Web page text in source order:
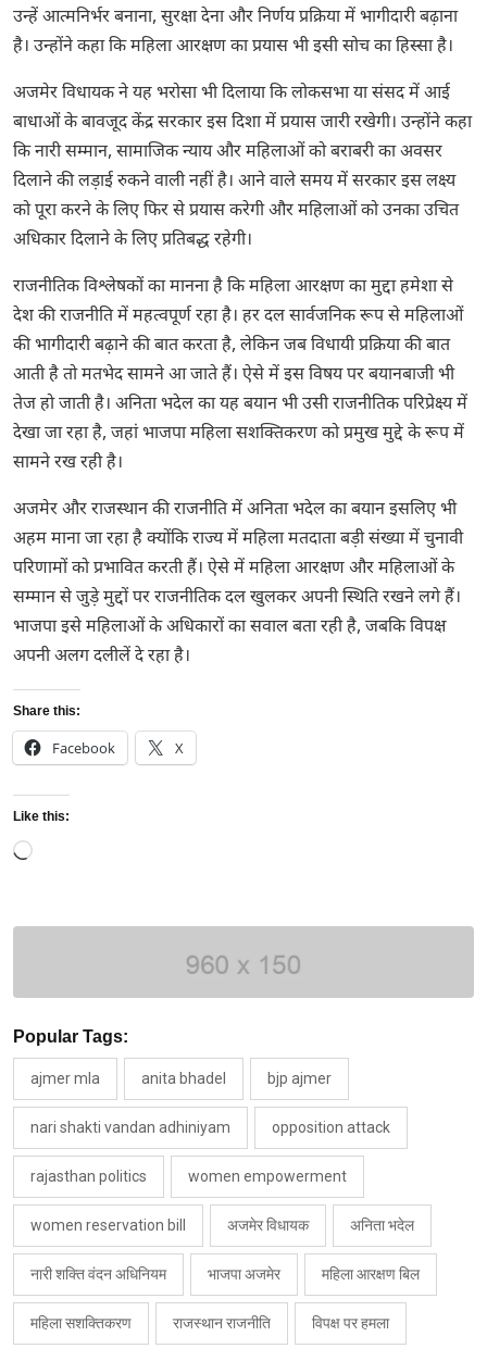
उन्हें आत्मनिर्भर बनाना, सुरक्षा देना और निर्णय प्रक्रिया में भागीदारी बढ़ाना
है। उन्होंने कहा कि महिला आरक्षण का प्रयास भी इसी सोच का हिस्सा है।
अजमेर विधायक ने यह भरोसा भी दिलाया कि लोकसभा या संसद में आई
बाधाओं के बावजूद केंद्र सरकार इस दिशा में प्रयास जारी रखेगी। उन्होंने कहा
कि नारी सम्मान, सामाजिक न्याय और महिलाओं को बराबरी का अवसर
दिलाने की लड़ाई रुकने वाली नहीं है। आने वाले समय में सरकार इस लक्ष्य
को पूरा करने के लिए फिर से प्रयास करेगी और महिलाओं को उनका उचित
अधिकार दिलाने के लिए प्रतिबद्ध रहेगी।
राजनीतिक विश्लेषकों का मानना है कि महिला आरक्षण का मुद्दा हमेशा से
देश की राजनीति में महत्वपूर्ण रहा है। हर दल सार्वजनिक रूप से महिलाओं
की भागीदारी बढ़ाने की बात करता है, लेकिन जब विधायी प्रक्रिया की बात
आती है तो मतभेद सामने आ जाते हैं। ऐसे में इस विषय पर बयानबाजी भी
तेज हो जाती है। अनिता भदेल का यह बयान भी उसी राजनीतिक परिप्रेक्ष्य में
देखा जा रहा है, जहां भाजपा महिला सशक्तिकरण को प्रमुख मुद्दे के रूप में
सामने रख रही है।
अजमेर और राजस्थान की राजनीति में अनिता भदेल का बयान इसलिए भी
अहम माना जा रहा है क्योंकि राज्य में महिला मतदाता बड़ी संख्या में चुनावी
परिणामों को प्रभावित करती हैं। ऐसे में महिला आरक्षण और महिलाओं के
सम्मान से जुड़े मुद्दों पर राजनीतिक दल खुलकर अपनी स्थिति रखने लगे हैं।
भाजपा इसे महिलाओं के अधिकारों का सवाल बता रही है, जबकि विपक्ष
अपनी अलग दलीलें दे रहा है।
Share this:
Facebook X
Like this:
Loading…
Popular Tags:
ajmer mla anita bhadel bjp ajmer
nari shakti vandan adhiniyam opposition attack
rajasthan politics women empowerment
women reservation bill अजमेर विधायक अनिता भदेल
नारी शक्ति वंदन अधिनियम भाजपा अजमेर महिला आरक्षण बिल
महिला सशक्तिकरण राजस्थान राजनीति विपक्ष पर हमला